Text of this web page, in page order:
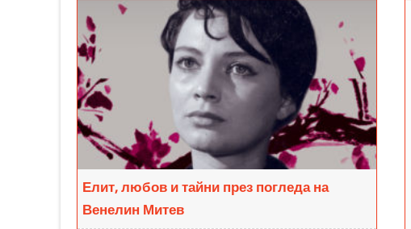
Елит, любов и тайни през погледа на
Венелин Митев